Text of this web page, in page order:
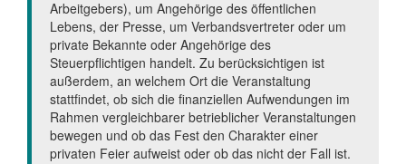
Arbeitgebers), um Angehörige des öffentlichen
Lebens, der Presse, um Verbandsvertreter oder um
private Bekannte oder Angehörige des
Steuerpflichtigen handelt. Zu berücksichtigen ist
außerdem, an welchem Ort die Veranstaltung
stattfindet, ob sich die finanziellen Aufwendungen im
Rahmen vergleichbarer betrieblicher Veranstaltungen
bewegen und ob das Fest den Charakter einer
privaten Feier aufweist oder ob das nicht der Fall ist.